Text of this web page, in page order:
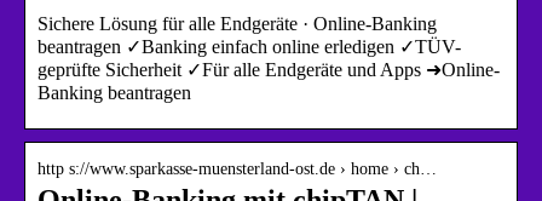
Sichere Lösung für alle Endgeräte · Online-Banking
beantragen ✓Banking einfach online erledigen ✓TÜV-
geprüfte Sicherheit ✓Für alle Endgeräte und Apps ➜Online-
Banking beantragen
http s://www.sparkasse-muensterland-ost.de › home › ch…